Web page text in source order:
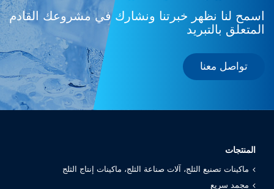
اسمح لنا نظهر خبرتنا ونشارك في مشروعك القادم
المتعلق بالتبريد
تواصل معنا
المنتجات
ماكينات تصنيع الثلج، آلات صناعة الثلج، ماكينات إنتاج الثلج
مجمد سريع